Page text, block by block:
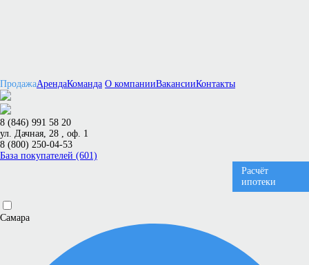
ПродажаАрендаКоманда О компанииВакансииКонтакты
8 (846) 991 58 20
ул. Дачная, 28 , оф. 1
8 (800) 250-04-53
База покупателей (601)
Расчёт
ипотеки
Самара